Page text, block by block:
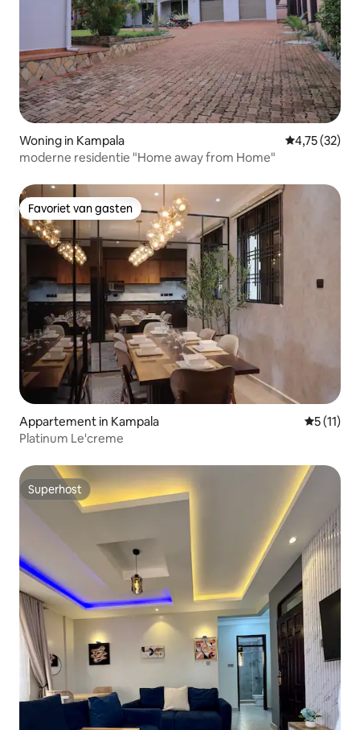
Woning in Kampala Gemiddelde
4,75 (32)
moderne residentie "Home away from Home"
Favoriet van gasten
Favoriet van gasten
Appartement in Kampala
5 (11)
Platinum Le'creme
Superhost
Superhost